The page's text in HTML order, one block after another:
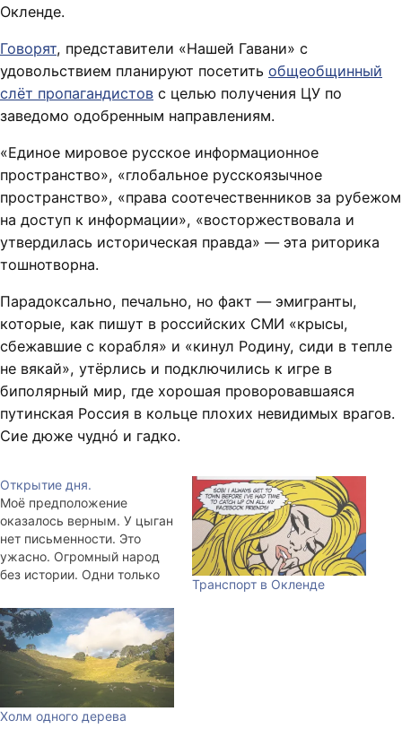
Окленде.
Говорят, представители «Нашей Гавани» с
удовольствием планируют посетить общеобщинный
слёт пропагандистов с целью получения ЦУ по
заведомо одобренным направлениям.
«Единое мировое русское информационное
пространство», «глобальное русскоязычное
пространство», «права соотечественников за рубежом
на доступ к информации», «восторжествовала и
утвердилась историческая правда» — эта риторика
тошнотворна.
Парадоксально, печально, но факт — эмигранты,
которые, как пишут в российских СМИ «крысы,
сбежавшие с корабля» и «кинул Родину, сиди в тепле
не вякай», утёрлись и подключились к игре в
биполярный мир, где хорошая проворовавшаяся
путинская Россия в кольце плохих невидимых врагов.
Сие дюже чуднó и гадко.
Открытие дня.
Моё предположение
оказалось верным. У цыган
нет письменности. Это
ужасно. Огромный народ
без истории. Одни только
уст в уста. Наверное
именно это описывает
слово "своеобразие".
Вывод из коротенькой
беседы в аське с arigatous:
"У кого нет
государственности, у того и
Транспорт в Окленде
Холм одного дерева